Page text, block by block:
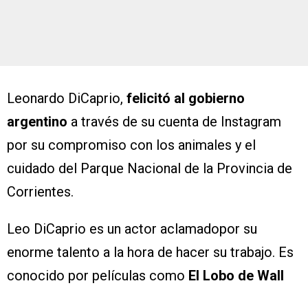
Leonardo DiCaprio, felicitó al gobierno
argentino a través de su cuenta de Instagram
por su compromiso con los animales y el
cuidado del Parque Nacional de la Provincia de
Corrientes.
Leo DiCaprio es un actor aclamadopor su
enorme talento a la hora de hacer su trabajo. Es
conocido por películas como El Lobo de Wall